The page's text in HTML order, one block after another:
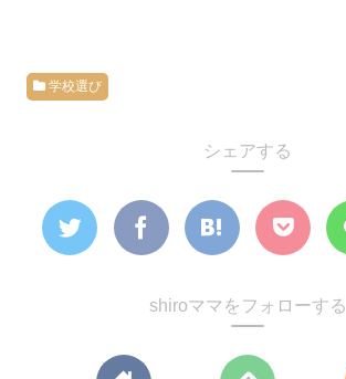
学校選び
シェアする
shiroママをフォローする